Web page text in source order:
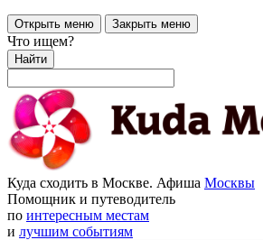
Открыть меню Закрыть меню
Что ищем?
Найти
Куда сходить в Москве. Афиша Москвы
Помощник и путеводитель
по интересным местам
и лучшим событиям